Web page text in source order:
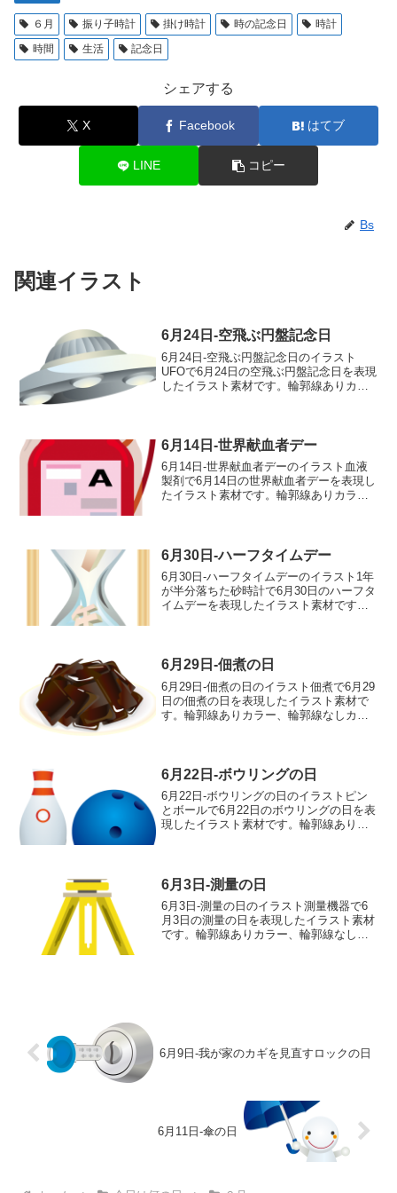
６月 振り子時計 掛け時計 時の記念日
時計
時間
生活 記念日
シェアする
X Facebook はてブ
LINE コピー
Bs
関連イラスト
6月24日-空飛ぶ円盤記念日
6月24日-空飛ぶ円盤記念日のイラスト
UFOで6月24日の空飛ぶ円盤記念日を表現
したイラスト素材です。輪郭線ありカラ
ー 白黒
6月14日-世界献血者デー
6月14日-世界献血者デーのイラスト血液
製剤で6月14日の世界献血者デーを表現し
たイラスト素材です。輪郭線ありカラ
グレー 白黒
6月30日-ハーフタイムデー
6月30日-ハーフタイムデーのイラスト1年
が半分落ちた砂時計で6月30日のハーフタ
イムデーを表現したイラスト素材です。
スト輪郭線...
6月29日-佃煮の日
6月29日-佃煮の日のイラスト佃煮で6月29
日の佃煮の日を表現したイラスト素材で
す。輪郭線ありカラー、輪郭線なしカラ
6月22日-ボウリングの日
6月22日-ボウリングの日のイラストピン
とボールで6月22日のボウリングの日を表
現したイラスト素材です。輪郭線ありカ
なし グレー...
6月3日-測量の日
6月3日-測量の日のイラスト測量機器で6
月3日の測量の日を表現したイラスト素材
です。輪郭線ありカラー、輪郭線なしカ
6月9日-我が家のカギを見直すロックの日
6月11日-傘の日